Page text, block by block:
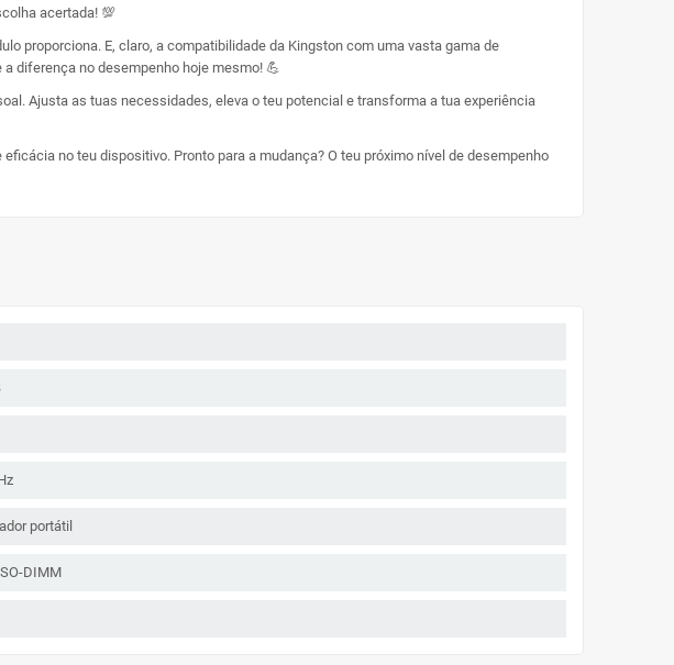
acertada! 💯
proporciona. E, claro, a compatibilidade da Kingston com uma vasta gama de
diferença no desempenho hoje mesmo! 💪
Ajusta as tuas necessidades, eleva o teu potencial e transforma a tua experiência
no teu dispositivo. Pronto para a mudança? O teu próximo nível de desempenho
portátil
DIMM